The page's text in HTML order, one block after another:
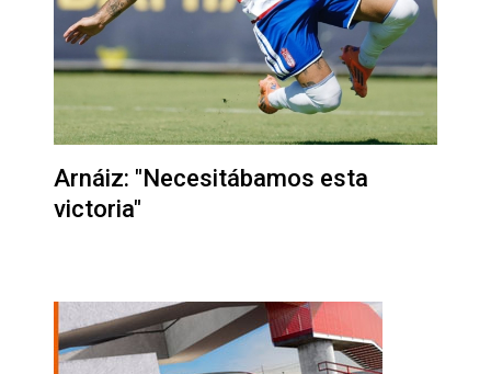
Arnáiz: "Necesitábamos esta
victoria"